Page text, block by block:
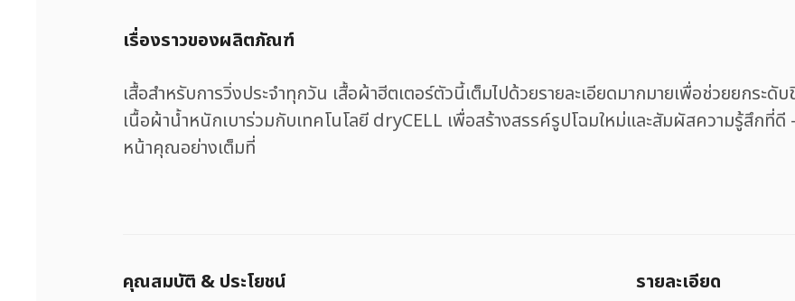
เรื่องราวของผลิตภัณฑ์
เสื้อสำหรับการวิ่งประจำทุกวัน เสื้อผ้าฮีตเตอร์ตัวนี้เต็มไปด้วยรายละเอียดมากมายเพื่อช่วยยกร
เนื้อผ้าน้ำหนักเบาร่วมกับเทคโนโลยี dryCELL เพื่อสร้างสรรค์รูปโฉมใหม่และสัมผัสความรู้สึก
หน้าคุณอย่างเต็มที่
คุณสมบัติ & ประโยชน์ รายละเอียด